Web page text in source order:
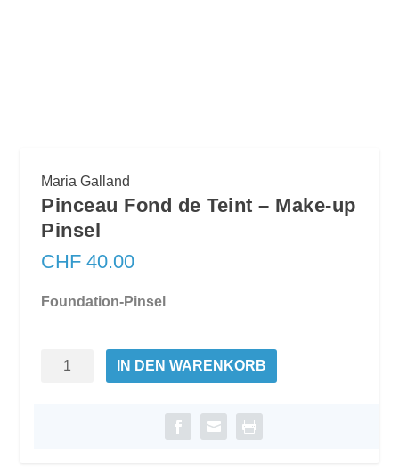
Maria Galland
Pinceau Fond de Teint – Make-up
Pinsel
CHF 40.00
Foundation-Pinsel
Pinceau
IN DEN WARENKORB